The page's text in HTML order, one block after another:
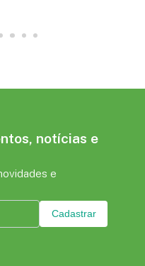
notícias e
e
Cadastrar